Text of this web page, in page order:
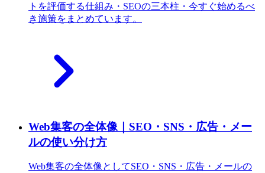
トを評価する仕組み・SEOの三本柱・今すぐ始めるべ
き施策をまとめています。
Web集客の全体像｜SEO・SNS・広告・メー
ルの使い分け方
Web集客の全体像としてSEO・SNS・広告・メールの